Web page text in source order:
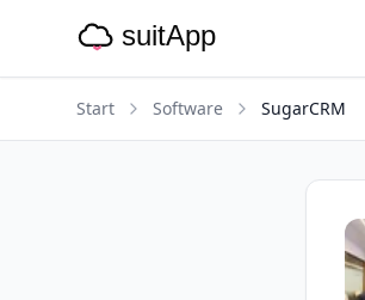
Start Software SugarCRM